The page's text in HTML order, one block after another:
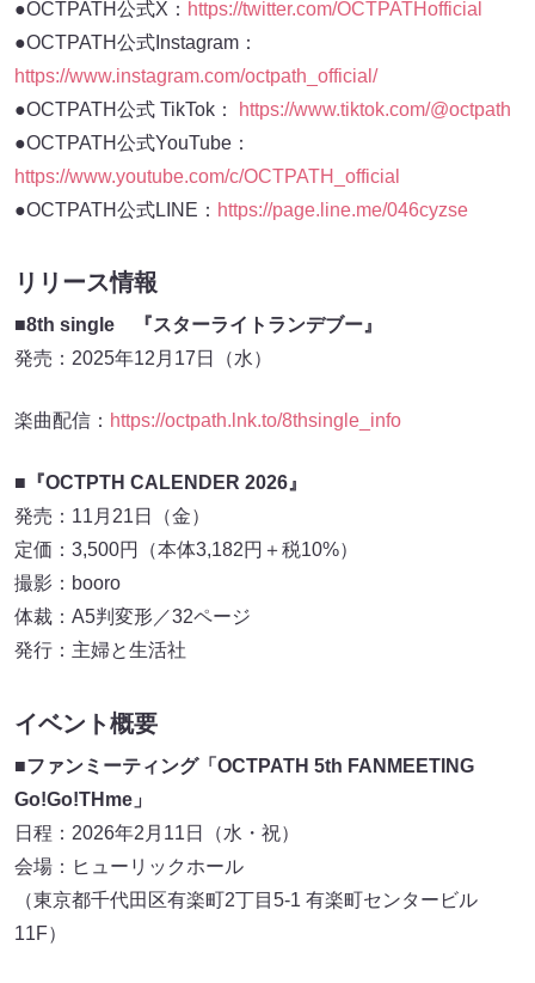
●OCTPATH公式X： https://twitter.com/OCTPATHofficial
●OCTPATH公式Instagram：
https://www.instagram.com/octpath_official/
●OCTPATH公式 TikTok：
https://www.tiktok.com/@octpath
●OCTPATH公式YouTube：
https://www.youtube.com/c/OCTPATH_official
●OCTPATH公式LINE： https://page.line.me/046cyzse
リリース情報
■8th single 『スターライトランデブー』
発売：2025年12月17日（水）
楽曲配信： https://octpath.lnk.to/8thsingle_info
■『OCTPTH CALENDER 2026』
発売：11月21日（金）
定価：3,500円（本体3,182円＋税10%）
撮影：booro
体裁：A5判変形／32ページ
発行：主婦と生活社
イベント概要
■ファンミーティング「OCTPATH 5th FANMEETING
Go!Go!THme」
日程：2026年2月11日（水・祝）
会場：ヒューリックホール
（東京都千代田区有楽町2丁目5-1 有楽町センタービル
11F）